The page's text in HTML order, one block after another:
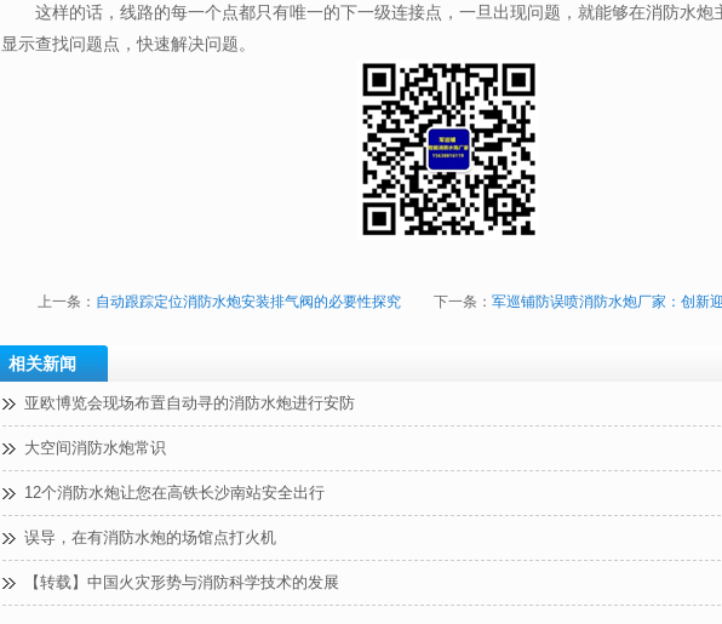
这样的话，线路的每一个点都只有唯一的下一级连接点，一旦出现问题，就能够在消防水炮
显示查找问题点，快速解决问题。
上一条： 自动跟踪定位消防水炮安装排气阀的必要性探究 下一条： 军巡铺防误喷消防水炮厂家：创新
相关新闻
亚欧博览会现场布置自动寻的消防水炮进行安防
大空间消防水炮常识
12个消防水炮让您在高铁长沙南站安全出行
误导，在有消防水炮的场馆点打火机
【转载】中国火灾形势与消防科学技术的发展